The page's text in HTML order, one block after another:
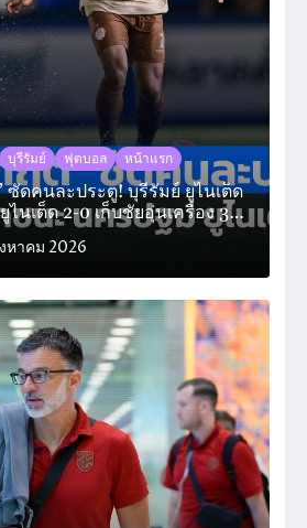
บุรีรัมย์ ฟุตบอล หน้าแรก
ซัดคนละประตู! บุรีรัมย์ ยูไนเต็ด
นเต็ด 2-0 เก็บชัยอุ่นเครื่อง 3
หาคม 2026